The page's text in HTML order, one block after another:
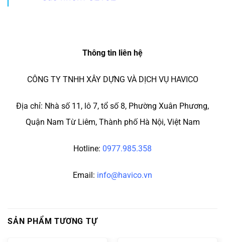
Thông tin liên hệ
CÔNG TY TNHH XÂY DỰNG VÀ DỊCH VỤ HAVICO
Địa chỉ: Nhà số 11, lô 7, tổ số 8, Phường Xuân Phương,
Quận Nam Từ Liêm, Thành phố Hà Nội, Việt Nam
Hotline: 0977.985.358
Email: info@havico.vn
SẢN PHẨM TƯƠNG TỰ